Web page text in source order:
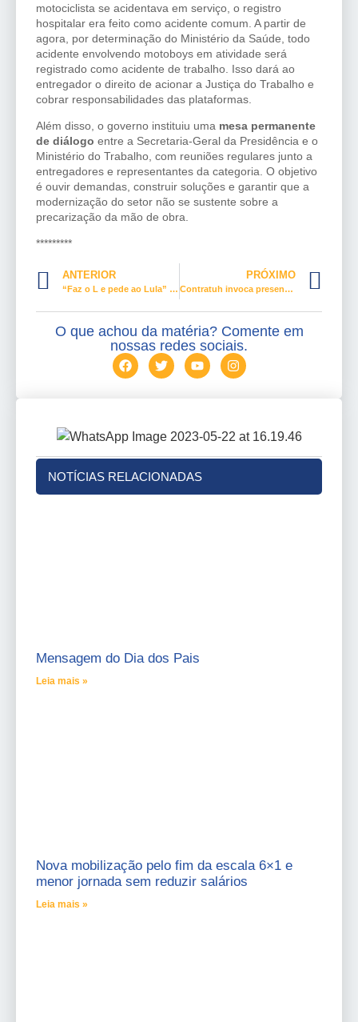
motociclista se acidentava em serviço, o registro
hospitalar era feito como acidente comum. A partir de
agora, por determinação do Ministério da Saúde, todo
acidente envolvendo motoboys em atividade será
registrado como acidente de trabalho. Isso dará ao
entregador o direito de acionar a Justiça do Trabalho e
cobrar responsabilidades das plataformas.
Além disso, o governo instituiu uma mesa permanente
de diálogo entre a Secretaria-Geral da Presidência e o
Ministério do Trabalho, com reuniões regulares junto a
entregadores e representantes da categoria. O objetivo
é ouvir demandas, construir soluções e garantir que a
modernização do setor não se sustente sobre a
precarização da mão de obra.
*********
ANTERIOR
“Faz o L e pede ao Lula” não é liberdade de expressão, é crime
PRÓXIMO
Contratuh invoca presença dos trabalhadores, dia 15, em Brasília
O que achou da matéria? Comente em
nossas redes sociais.
NOTÍCIAS RELACIONADAS
Mensagem do Dia dos Pais
Leia mais »
Nova mobilização pelo fim da escala 6×1 e
menor jornada sem reduzir salários
Leia mais »